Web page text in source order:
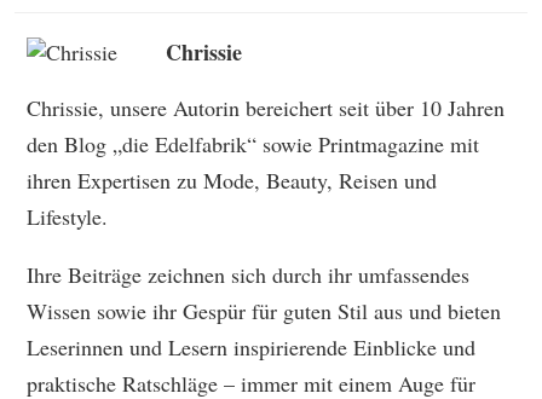
Chrissie
Chrissie, unsere Autorin bereichert seit über 10 Jahren
den Blog „die Edelfabrik“ sowie Printmagazine mit
ihren Expertisen zu Mode, Beauty, Reisen und
Lifestyle.
Ihre Beiträge zeichnen sich durch ihr umfassendes
Wissen sowie ihr Gespür für guten Stil aus und bieten
Leserinnen und Lesern inspirierende Einblicke und
praktische Ratschläge – immer mit einem Auge für